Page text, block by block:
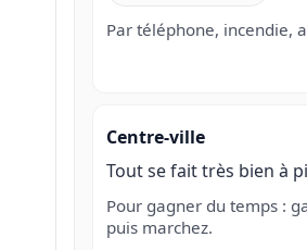
Par téléphone, incendie,
Centre-ville
Tout se fait très bien à
Pour gagner du temps :
puis marchez.